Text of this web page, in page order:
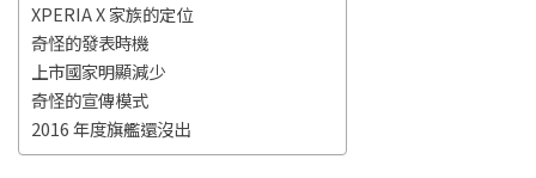
XPERIA X 家族的定位
奇怪的發表時機
上市國家明顯減少
奇怪的宣傳模式
2016 年度旗艦還沒出